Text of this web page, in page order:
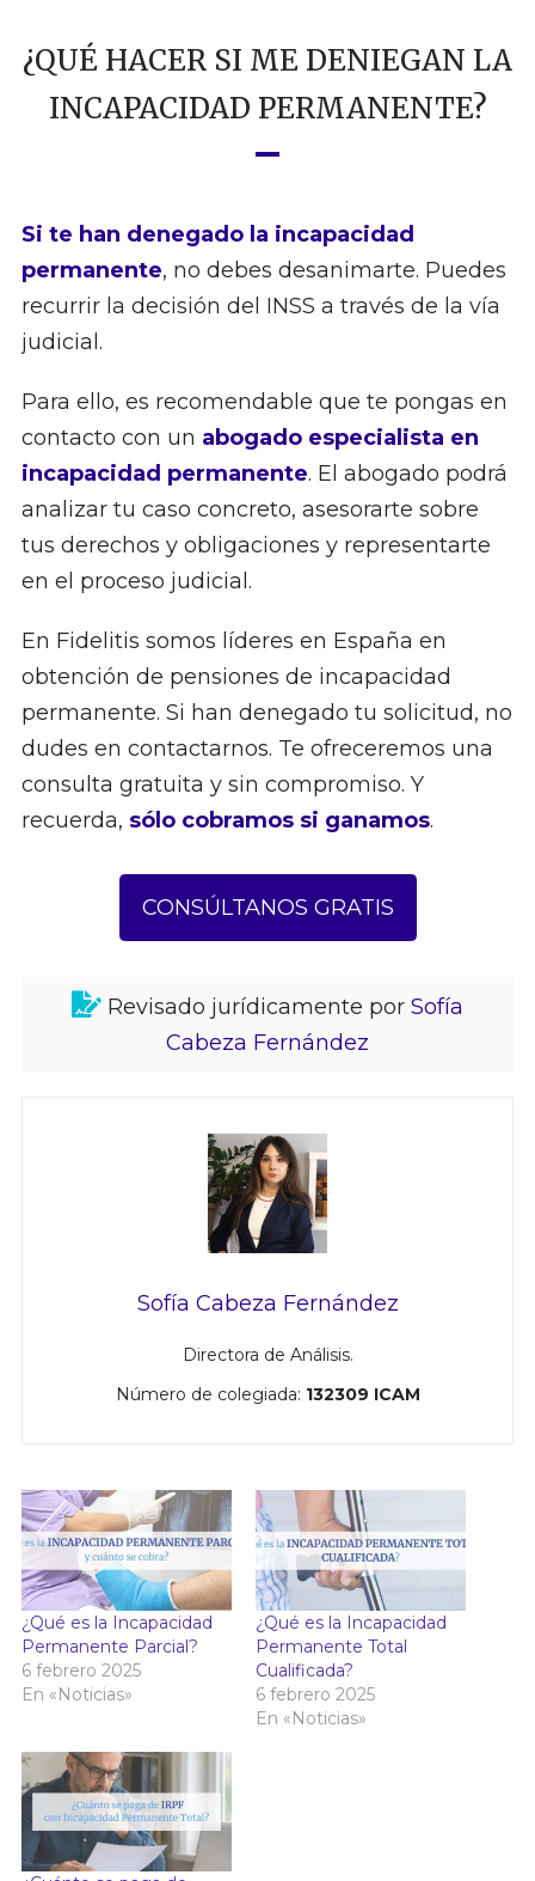
¿QUÉ HACER SI ME DENIEGAN LA
INCAPACIDAD PERMANENTE?
Si te han denegado la incapacidad
permanente, no debes desanimarte. Puedes
recurrir la decisión del INSS a través de la vía
judicial.
Para ello, es recomendable que te pongas en
contacto con un abogado especialista en
incapacidad permanente. El abogado podrá
analizar tu caso concreto, asesorarte sobre
tus derechos y obligaciones y representarte
en el proceso judicial.
En Fidelitis somos líderes en España en
obtención de pensiones de incapacidad
permanente. Si han denegado tu solicitud, no
dudes en contactarnos. Te ofreceremos una
consulta gratuita y sin compromiso. Y
recuerda, sólo cobramos si ganamos.
CONSÚLTANOS GRATIS
Revisado jurídicamente por Sofía
Cabeza Fernández
Sofía Cabeza Fernández
Directora de Análisis.
Número de colegiada: 132309 ICAM
¿Qué es la Incapacidad
Permanente Parcial?
6 febrero 2025
En «Noticias»
¿Qué es la Incapacidad
Permanente Total
Cualificada?
6 febrero 2025
En «Noticias»